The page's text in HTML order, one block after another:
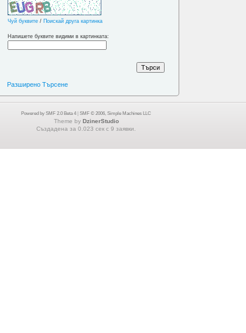
Чуй буквите / Поискай друга картинка
Напишете буквите видими в картинката:
Разширено Търсене
Powered by SMF 2.0 Beta 4 SMF © 2006, Simple Machines LLC
Theme by DzinerStudio
Създадена за 0.023 сек с 9 заявки.